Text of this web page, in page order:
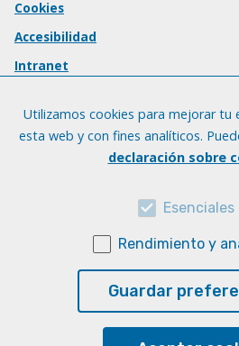
Cookies
Accesibilidad
Intranet
Utilizamos cookies para mejorar tu
esta web y con fines analíticos.
declaración sobre
Esenciales
Rendimiento y
Guardar